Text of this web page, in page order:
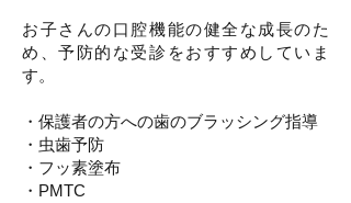
お子さんの口腔機能の健全な成長のた
め、予防的な受診をおすすめしていま
す。
・保護者の方への歯のブラッシング指導
・虫歯予防
・フッ素塗布
・PMTC